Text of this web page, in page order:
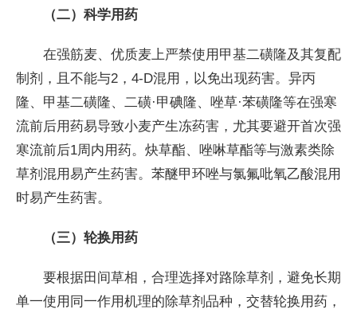
（二）科学用药
在强筋麦、优质麦上严禁使用甲基二磺隆及其复配
制剂，且不能与2，4-D混用，以免出现药害。异丙
隆、甲基二磺隆、二磺·甲碘隆、唑草·苯磺隆等在强寒
流前后用药易导致小麦产生冻药害，尤其要避开首次强
寒流前后1周内用药。炔草酯、唑啉草酯等与激素类除
草剂混用易产生药害。苯醚甲环唑与氯氟吡氧乙酸混用
时易产生药害。
（三）轮换用药
要根据田间草相，合理选择对路除草剂，避免长期
单一使用同一作用机理的除草剂品种，交替轮换用药，